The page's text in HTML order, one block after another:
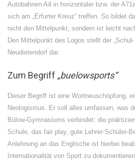
Autobahnen A4 in horizontaler bzw. der
sich am „Erfurter Kreuz“ treffen. So bildet
nicht den Mittelpunkt, sondern ist leicht
Den Mittelpunkt des Logos stellt der
Neudietendorf dar.
Zum Begriff „buelowsports“
Dieser Begriff ist eine Wortneuschöpfung,
Neologismus. Er soll alles umfassen, was
Bülow-Gymnasiums verbindet: die
Schule, das fair play, gute Lehrer-Schüler-
Anlehnung an das Englische ist hierbei
Internationalität von Sport zu